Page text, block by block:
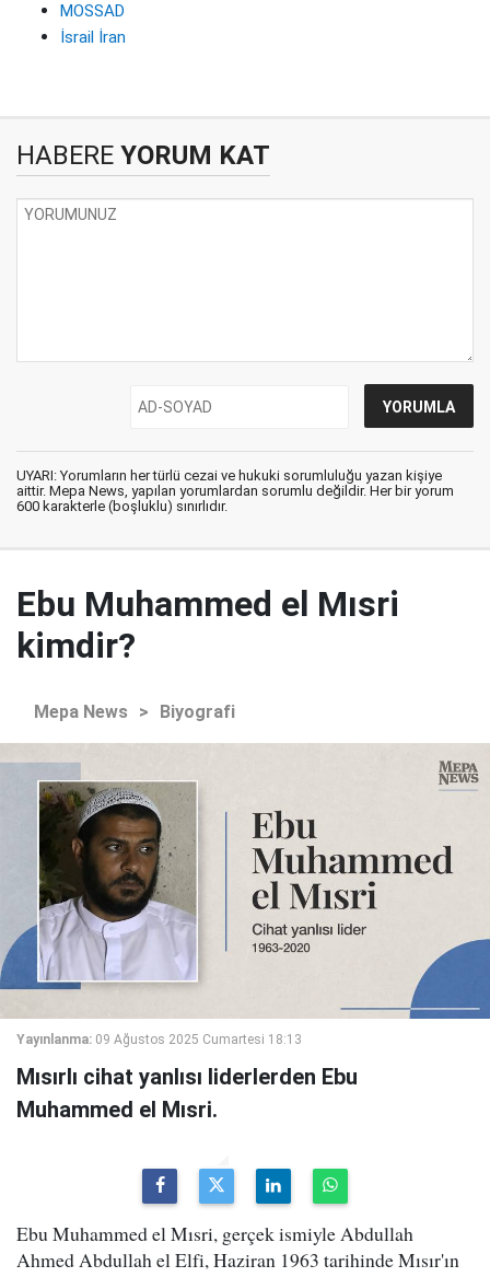
MOSSAD
İsrail İran
HABERE YORUM KAT
UYARI: Yorumların her türlü cezai ve hukuki sorumluluğu yazan kişiye
aittir. Mepa News, yapılan yorumlardan sorumlu değildir. Her bir yorum
600 karakterle (boşluklu) sınırlıdır.
Ebu Muhammed el Mısri
kimdir?
Mepa News > Biyografi
Yayınlanma: 09 Ağustos 2025 Cumartesi 18:13
Mısırlı cihat yanlısı liderlerden Ebu
Muhammed el Mısri.
Ebu Muhammed el Mısri, gerçek ismiyle Abdullah
Ahmed Abdullah el Elfi, Haziran 1963 tarihinde Mısır'ın